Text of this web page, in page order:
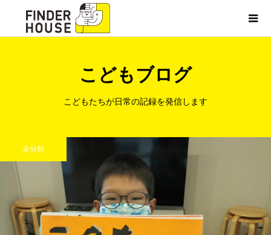
こどもブログ
こどもたちが日常の記録を発信します
未分類